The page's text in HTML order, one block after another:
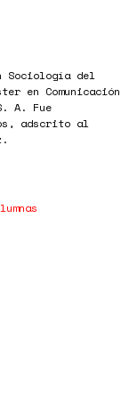
Sociología del
en Comunicación
A. Fue
adscrito al